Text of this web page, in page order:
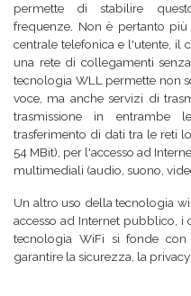
permette di stabilire
frequenze. Non è pertanto
centrale telefonica e l'utente, il
una rete di collegamenti
tecnologia WLL permette non
voce, ma anche servizi di
trasmissione in
trasferimento di dati tra le reti
54 MBit), per l'accesso ad
multimediali (audio, suono,
Un altro uso della tecnologia
accesso ad Internet pubblico, i
tecnologia WiFi si fonde con
garantire la sicurezza, la